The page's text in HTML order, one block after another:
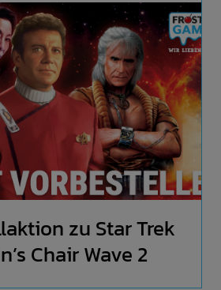
zu Star Trek
Chair Wave 2